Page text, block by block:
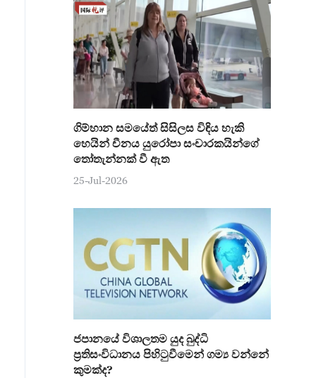
ගිම්හාන සමයේත් සිසිලස විඳිය හැකි
හෙයින් චීනය යුරෝපා සංචාරකයින්ගේ
තෝතැන්නක් වී ඇත
25-Jul-2026
ජපානයේ විශාලතම යුද බුද්ධි
ප්‍රතිසංවිධානය පිහිටුවීමෙන් ගම්‍ය වන්නේ
කුමක්ද?